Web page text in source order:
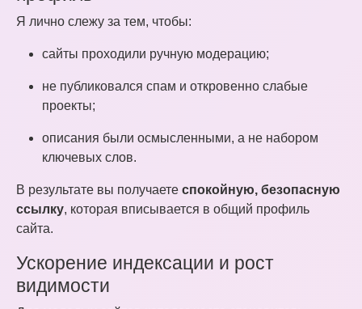
Я лично слежу за тем, чтобы:
сайты проходили ручную модерацию;
не публиковался спам и откровенно слабые
проекты;
описания были осмысленными, а не набором
ключевых слов.
В результате вы получаете спокойную, безопасную
ссылку, которая вписывается в общий профиль
сайта.
Ускорение индексации и рост
видимости